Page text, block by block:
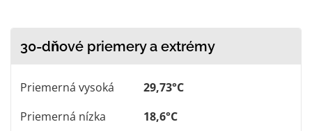
30-dňové priemery a extrémy
Priemerná vysoká
29,73°C
Priemerná nízka
18,6°C